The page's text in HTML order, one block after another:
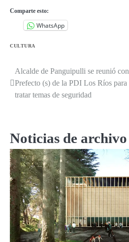
Comparte esto:
WhatsApp
CULTURA
Navegación
de
Alcalde de Panguipulli se reunió con
Prefecto (s) de la PDI Los Ríos para
tratar temas de seguridad
Noticias de archivo